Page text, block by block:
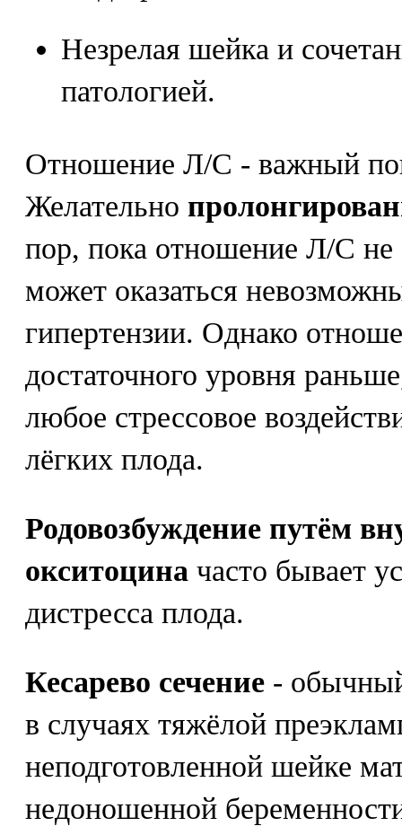
Незрелая шейка и
патологией.
Отношение Л/С - важный
Желательно
пор, пока отношение Л/С не
может оказаться
гипертензии. Однако
достаточного уровня
любое стрессовое
лёгких плода.
Родовозбуждение путём
окситоцина часто бывает
дистресса плода.
Кесарево сечение -
в случаях тяжёлой
неподготовленной шейке
недоношенной